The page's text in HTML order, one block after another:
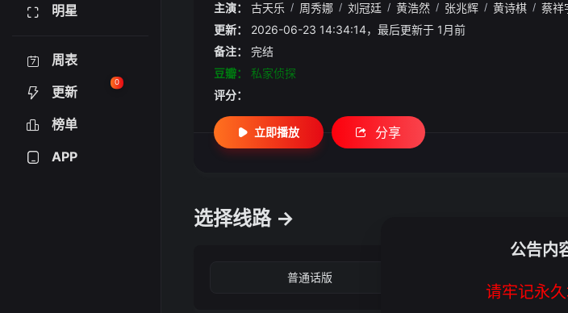
明星
周表
更新
0
榜单
APP
主演：
古天乐 / 周秀娜 / 刘冠廷 / 黄浩然 / 张兆辉 / 黄诗棋 / 蔡祥
更新：
2026-06-23 14:34:14，最后更新于 1月前
备注：
完结
豆瓣：
私家侦探
评分：
立即播放 分享
选择线路 →
普通话版
公告内
请牢记永